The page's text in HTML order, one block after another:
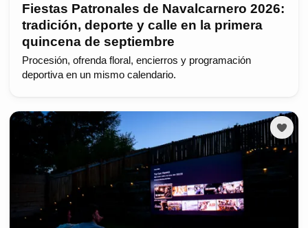
Fiestas Patronales de Navalcarnero 2026:
tradición, deporte y calle en la primera
quincena de septiembre
Procesión, ofrenda floral, encierros y programación
deportiva en un mismo calendario.